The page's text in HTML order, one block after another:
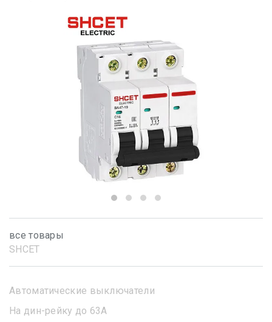
все товары
SHСET
Автоматические выключатели
На дин-рейку до 63А